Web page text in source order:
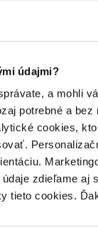
údajmi?
a mohli
potrebné a
cookies,
zdieľame aj
tieto cookies.